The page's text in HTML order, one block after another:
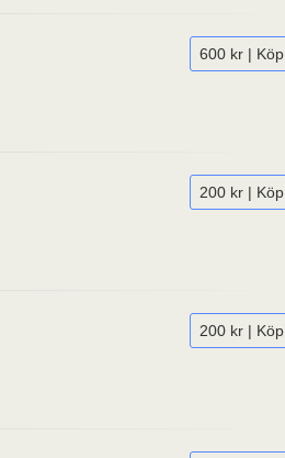
600 kr | Köp
200 kr | Köp
200 kr | Köp